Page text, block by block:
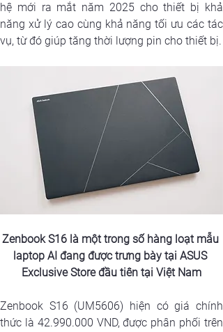
hệ mới ra mắt năm 2025 cho thiết bị khả
năng xử lý cao cùng khả năng tối ưu các tác
vụ, từ đó giúp tăng thời lượng pin cho thiết bị.
Zenbook S16 là một trong số hàng loạt mẫu
laptop AI đang được trưng bày tại ASUS
Exclusive Store đầu tiên tại Việt Nam
Zenbook S16 (UM5606) hiện có giá chính
thức là 42.990.000 VND, được phân phối trên